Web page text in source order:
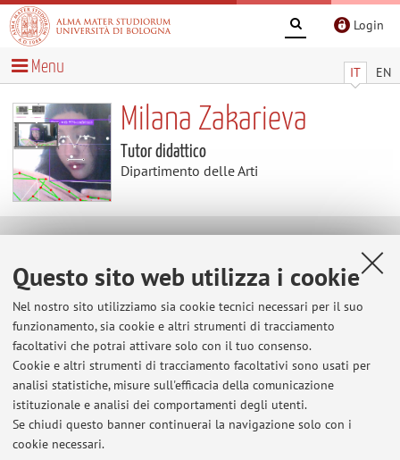
Questo sito web utilizza i cookie
Nel nostro sito utilizziamo sia cookie tecnici necessari per il suo
funzionamento, sia cookie e altri strumenti di tracciamento
facoltativi che potrai attivare solo con il tuo consenso.
Cookie e altri strumenti di tracciamento facoltativi sono usati per
analisi statistiche, misure sull'efficacia della comunicazione
istituzionale e analisi dei comportamenti degli utenti.
Se chiudi questo banner continuerai la navigazione solo con i
cookie necessari.
Login
IT EN
Menu
Milana Zakarieva
Tutor didattico
Dipartimento delle Arti
Area riservata
Accedi tramiteloginper gestire tutti i contenuti del sito.